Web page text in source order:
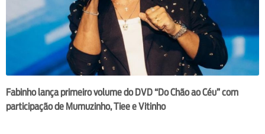
Fabinho lança primeiro volume do DVD “Do Chão ao Céu” com
participação de Mumuzinho, Tiee e Vitinho